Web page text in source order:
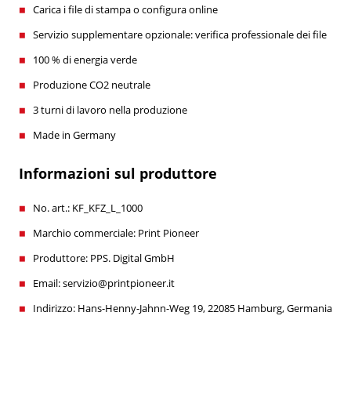
Carica i file di stampa o configura online
Servizio supplementare opzionale: verifica professionale dei file
100 % di energia verde
Produzione CO2 neutrale
3 turni di lavoro nella produzione
Made in Germany
Informazioni sul produttore
No. art.: KF_KFZ_L_1000
Marchio commerciale: Print Pioneer
Produttore: PPS. Digital GmbH
Email: servizio@printpioneer.it
Indirizzo: Hans-Henny-Jahnn-Weg 19, 22085 Hamburg, Germania